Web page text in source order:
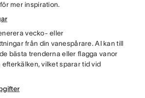
mer inspiration.
vecko- eller
från din vanespårare. AI kan till
bästa trenderna eller flagga vanor
vilket sparar tid vid